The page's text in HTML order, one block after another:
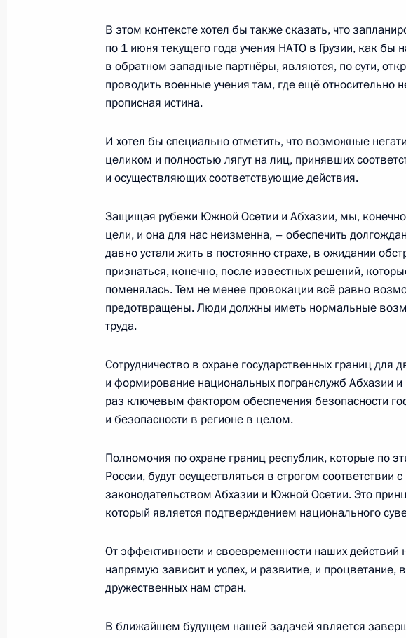
8 мая 2009 года, пятница
Выступление на торжественном концерте,
годовщине Победы в Великой Отечественной войне
Церемония вручения грамот о присвоении
8 мая 2009 года, 12:40
7 мая 2009 года, четверг
О Великой Отечественной войне, исторической
7 мая 2009 года, 21:51 Москва
Рабочая встреча с Министром сельского хозяйства
7 мая 2009 года, 17:00 Москва, Кремль
дороги» Владимиром Якуниным
7 мая 2009 года, 16:30 Москва, Кремль
В этом контексте хотел бы также сказать, что
по 1 июня текущего года учения НАТО в Грузии, как бы
в обратном западные партнёры, являются, по сути,
проводить военные учения там, где ещё относительно
прописная истина.
И хотел бы специально отметить, что возможные
целиком и полностью лягут на лиц, принявших
и осуществляющих соответствующие действия.
Защищая рубежи Южной Осетии и Абхазии, мы,
цели, и она для нас неизменна, – обеспечить
давно устали жить в постоянно страхе, в ожидании
признаться, конечно, после известных решений,
поменялась. Тем не менее провокации всё равно
предотвращены. Люди должны иметь нормальные
труда.
Сотрудничество в охране государственных границ для
и формирование национальных погранслужб Абхазии
раз ключевым фактором обеспечения безопасности
и безопасности в регионе в целом.
Полномочия по охране границ республик, которые по
России, будут осуществляться в строгом соответствии
законодательством Абхазии и Южной Осетии. Это
который является подтверждением национального
От эффективности и своевременности наших действий
напрямую зависит и успех, и развитие, и процветание,
дружественных нам стран.
В ближайшем будущем нашей задачей является